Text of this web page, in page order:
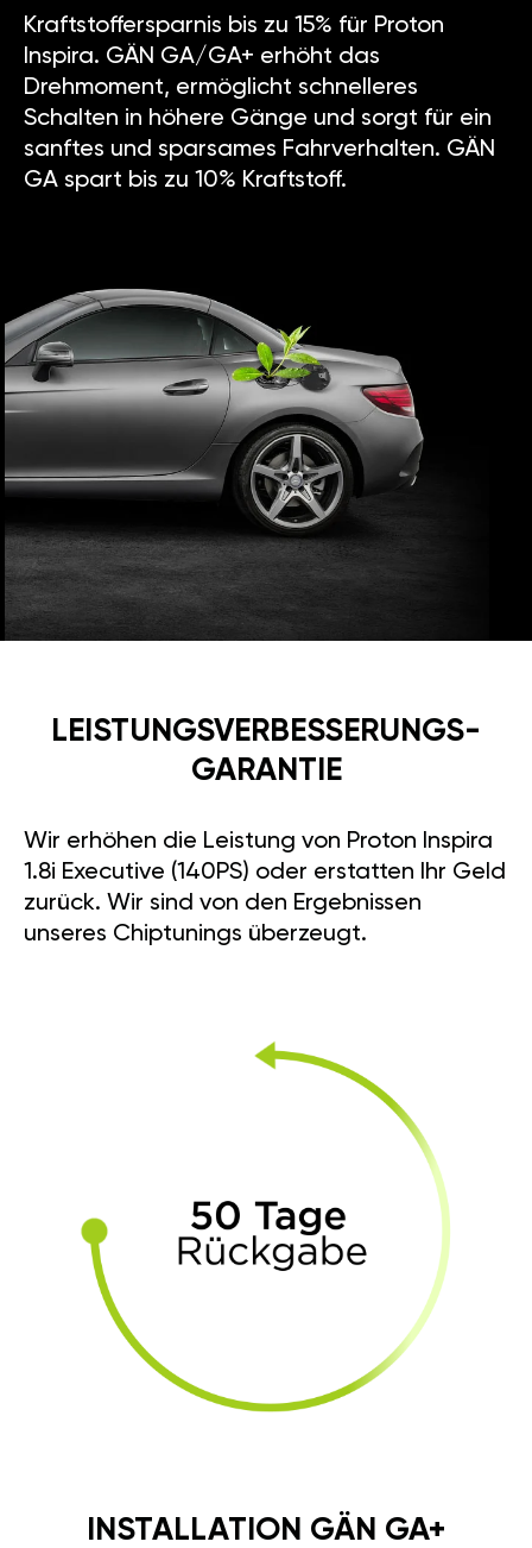
Kraftstoffersparnis bis zu 15% für Proton
Inspira. GÄN GA/GA+ erhöht das
Drehmoment, ermöglicht schnelleres
Schalten in höhere Gänge und sorgt für ein
sanftes und sparsames Fahrverhalten. GÄN
GA spart bis zu 10% Kraftstoff.
LEISTUNGSVERBESSE­RUNGS­
GARANTIE
Wir erhöhen die Leistung von Proton Inspira
1.8i Executive (140PS) oder erstatten Ihr Geld
zurück. Wir sind von den Ergebnissen
unseres Chiptunings überzeugt.
INSTALLATION GÄN GA+